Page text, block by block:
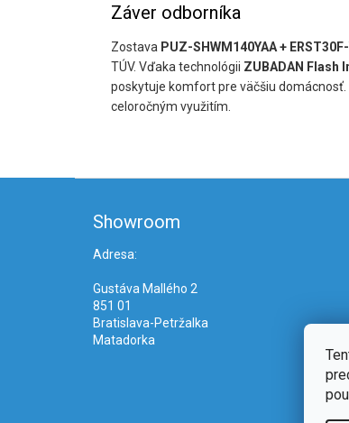
Záver odborníka
Zostava PUZ-SHWM140YAA +
TÚV. Vďaka technológii ZUBADAN Flash
poskytuje komfort pre väčšiu
celoročným využitím.
Showroom
Adresa:
Gustáva Mallého 2
851 01
Bratislava-Petržalka
Matadorka